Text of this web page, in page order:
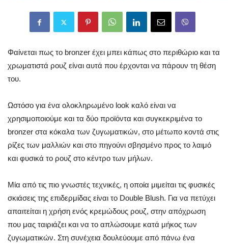
Φαίνεται πως το bronzer έχει μπει κάπως στο περιθώριο και τα
χρωματιστά ρουζ είναι αυτά που έρχονται να πάρουν τη θέση
του.
Ωστόσο για ένα ολοκληρωμένο look καλό είναι να
χρησιμοποιούμε και τα δύο προϊόντα και συγκεκριμένα το
bronzer στα κόκαλα των ζυγωματικών, στο μέτωπο κοντά στις
ρίζες των μαλλιών και στο πηγούνι σβησμένο προς το λαιμό
και φυσικά το ρουζ στο κέντρο των μήλων.
Μία από τις πιο γνωστές τεχνικές, η οποία μιμείται τις φυσικές
σκιάσεις της επιδερμίδας είναι το Double Blush. Για να πετύχει
απαιτείται η χρήση ενός κρεμώδους ρουζ, στην απόχρωση
που μας ταιριάζει και να το απλώσουμε κατά μήκος των
ζυγωματικών. Στη συνέχεια δουλεύουμε από πάνω ένα